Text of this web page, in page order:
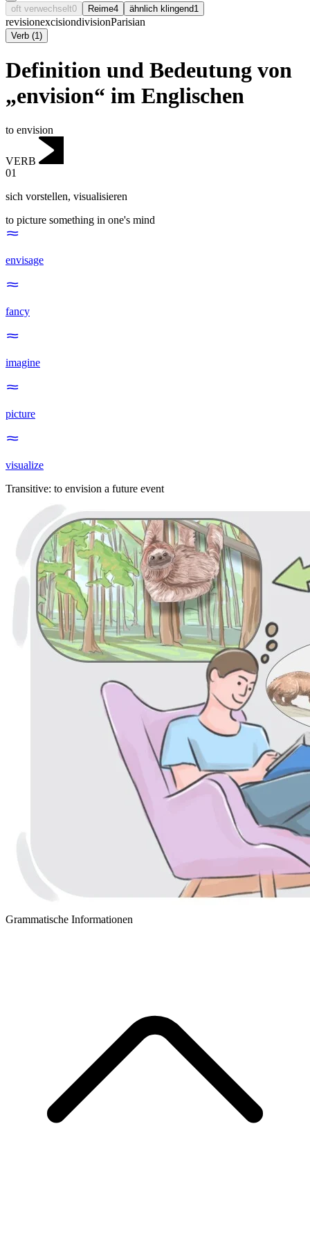
oft verwechselt0 Reime4 ähnlich klingend1
revisionexcisiondivisionParisian
Verb (1)
Definition und Bedeutung von
„envision“ im Englischen
to envision
VERB
01
sich vorstellen, visualisieren
to picture something in one's mind
envisage
fancy
imagine
picture
visualize
Transitive: to envision a future event
Grammatische Informationen